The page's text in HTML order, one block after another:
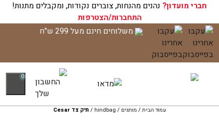
חברי מועדון? נהנים מהנחות, צוברים נקודות, ומקבלים מתנות!
התחברות/הצטרפות
דלג
לתוכן
משלוחים חינם מעל 299 ש"ח
0
עגלת הקניות שלך ריקה כעת!
עמוד הבית/ מותגים /
hindbag
/ תיק צד Cesar